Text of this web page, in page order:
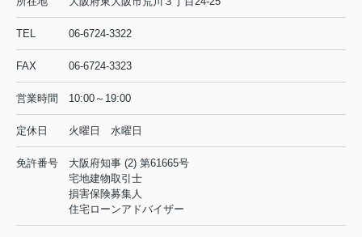
TEL 06-6724-3322
FAX 06-6724-3323
営業時間 10:00～19:00
定休日 火曜日 水曜日
免許番号
大阪府知事 (2) 第61665号
宅地建物取引士
損害保険募集人
住宅ローンアドバイザー